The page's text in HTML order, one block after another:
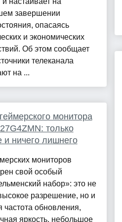
завершении
опасаясь
и экономических
Об этом сообщает
телеканала
на ...
монитора
только
и ничего лишнего
мониторов
свой особый
набор»: это не
разрешение, но и
частота обновления,
яркость, небольшое